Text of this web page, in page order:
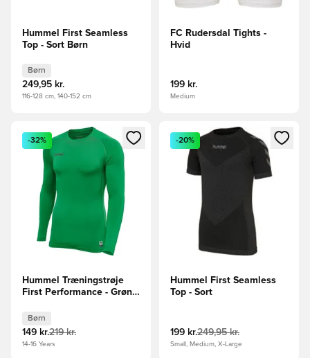
Hummel First Seamless
Top - Sort Børn
Børn
249,95 kr.
116-128 cm, 140-152 cm
FC Rudersdal Tights -
Hvid
199 kr.
Medium
Åbner en Modal til at logge ind eller tilmelde dig som
-32%
Hummel Træningstrøje
First Performance - Grøn
Børn
149 kr.219 kr.
14-16 Years
Åbner en Modal til at logge
-20%
Hummel First Seamless
Top - Sort
199 kr.249,95 kr.
Small, Medium, X-Large